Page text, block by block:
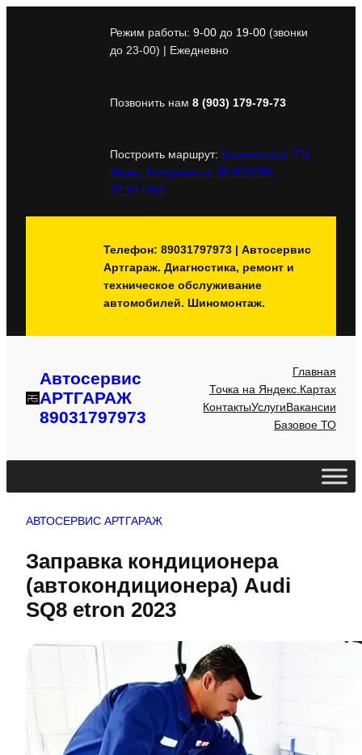
Режим работы: 9-00 до 19-00 (звонки
до 23-00) | Ежедневно
Позвонить нам 8 (903) 179-79-73
Построить маршрут: Красногорск, ТЦ
Июнь, Координаты: 55.820288,
37.344961
Телефон: 89031797973 | Автосервис
Артгараж. Диагностика, ремонт и
техническое обслуживание
автомобилей. Шиномонтаж.
Автосервис
АРТГАРАЖ
89031797973
Главная
Точка на Яндекс.Картах
КонтактыУслугиВакансии
Базовое ТО
АВТОСЕРВИС АРТГАРАЖ
Заправка кондиционера
(автокондиционера) Audi
SQ8 etron 2023